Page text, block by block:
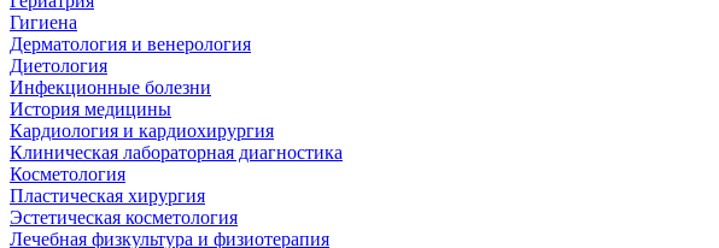
Гигиена
Дерматология и венерология
Диетология
Инфекционные болезни
История медицины
Кардиология и кардиохирургия
Клиническая лабораторная диагностика
Косметология
Пластическая хирургия
Эстетическая косметология
Лечебная физкультура и физиотерапия